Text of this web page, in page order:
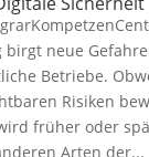
birgt neue
Betriebe.
Risiken
früher oder
Arten der...